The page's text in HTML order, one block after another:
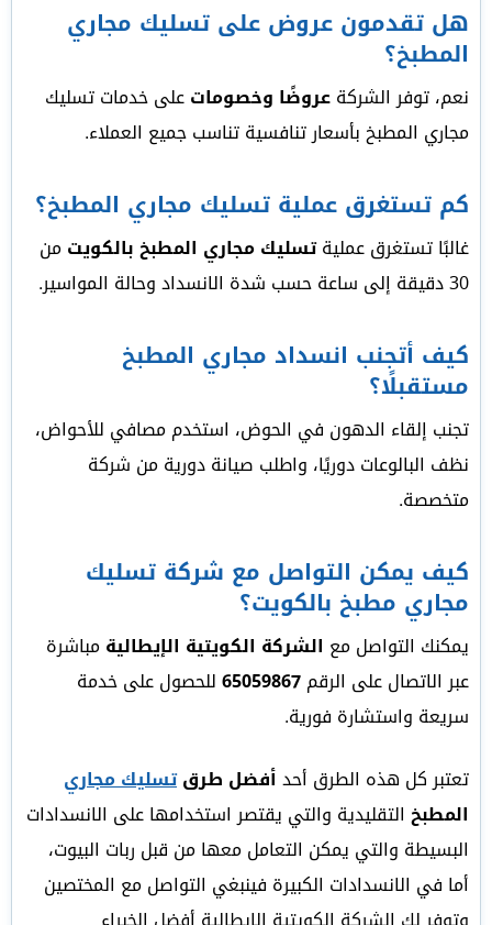
هل تقدمون عروض على تسليك مجاري
المطبخ؟
نعم، توفر الشركةعروضًا وخصوماتعلى خدمات تسليك
مجاري المطبخ بأسعار تنافسية تناسب جميع العملاء.
كم تستغرق عملية تسليك مجاري المطبخ؟
غالبًا تستغرق عمليةتسليك مجاري المطبخ بالكويتمن
30 دقيقة إلى ساعة حسب شدة الانسداد وحالة المواسير.
كيف أتجنب انسداد مجاري المطبخ
مستقبلًا؟
تجنب إلقاء الدهون في الحوض، استخدم مصافي للأحواض،
نظف البالوعات دوريًا، واطلب صيانة دورية من شركة
متخصصة.
كيف يمكن التواصل مع شركة تسليك
مجاري مطبخ بالكويت؟
يمكنك التواصل مع الشركة الكويتية الإيطاليةمباشرة
عبر الاتصال على الرقم65059867للحصول على خدمة
سريعة واستشارة فورية.
تعتبر كل هذه الطرق أحدأفضل طرقتسليك مجاري
المطبخ التقليدية والتي يقتصر استخدامها على الانسدادات
البسيطة والتي يمكن التعامل معها من قبل ربات البيوت،
أما في الانسدادات الكبيرة فينبغي التواصل مع المختصين